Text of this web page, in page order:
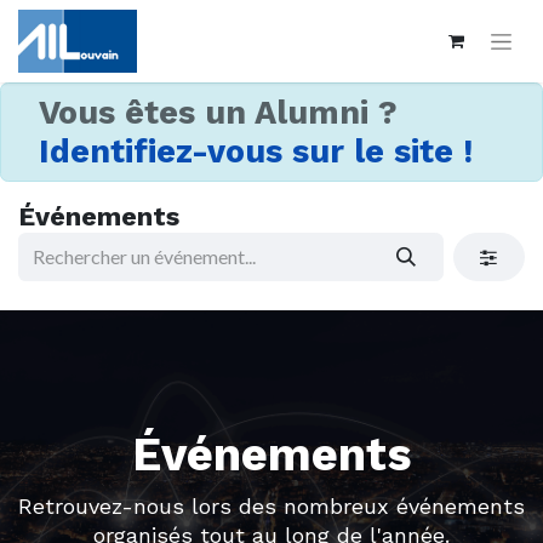
Vous êtes un Alumni ?
Identifiez-vous sur le site !
Événements
Événements
Retrouvez-nous lors des nombreux événements
organisés tout au long de l'année.